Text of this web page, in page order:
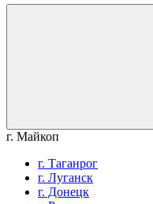
г. Майкоп
г. Таганрог
г. Луганск
г. Донецк